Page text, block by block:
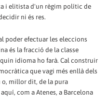
i elitista d'un règim polític de
ni és res.
poder efectuar les eleccions
és la fracció de la classe
idioma ho farà. Cal construir
que vagi més enllà dels
millor dit, de la pura
com a Atenes, a Barcelona